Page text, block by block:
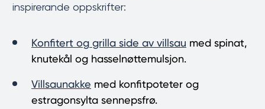
inspirerande oppskrifter:
Konfitert og grilla side av villsau med spinat,
knutekål og hasselnøttemulsjon.
Villsaunakke med konfitpoteter og
estragonsylta sennepsfrø.